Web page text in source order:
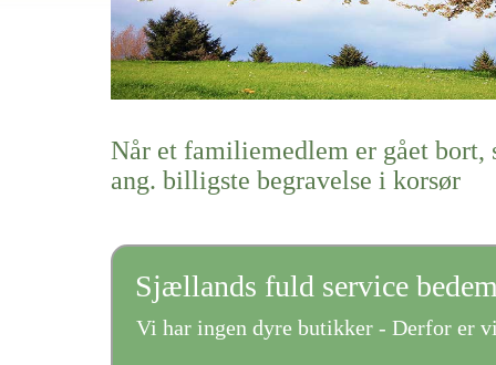
Her hos os får du altid en god afslutning når det gælder
Billigste Begravelse I Korsør
vi hjælper i alle faser af begravelsel
Når et familiemedlem er gået bort,
ang. billigste begravelse i korsør
Sjællands fuld service
Vi har ingen dyre butikker - Derfor er